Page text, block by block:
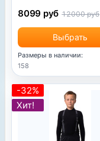
Выбрать
8099 руб 12000 руб
Размеры в наличии:
158
-32%
Хит!